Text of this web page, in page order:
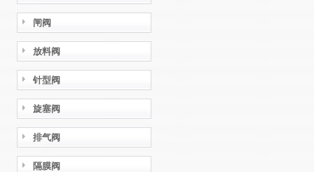
闸阀
放料阀
针型阀
旋塞阀
排气阀
隔膜阀